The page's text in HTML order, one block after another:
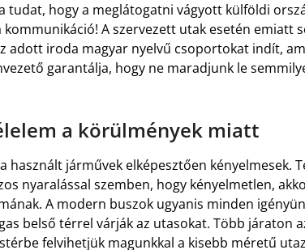
tudat, hogy a meglátogatni vágyott külföldi
kommunikáció! A szervezett utak esetén emiatt
adott iroda magyar nyelvű csoportokat indít,
garantálja, hogy ne maradjunk le
a körülmények miatt
használt járművek elképesztően kényelmesek.
nyaralással szemben, hogy kényelmetlen,
A modern buszok ugyanis minden
belső térrel várják az utasokat. Több járaton
felvihetjük magunkkal a kisebb méretű